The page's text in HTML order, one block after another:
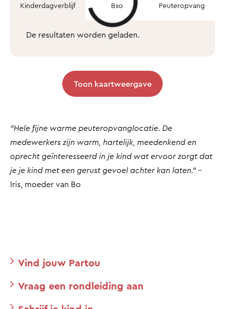
Kinderdagverblijf Bso Peuteropvang
De resultaten worden geladen.
Toon kaartweergave
"Hele fijne warme peuteropvanglocatie. De
medewerkers zijn warm, hartelijk, meedenkend en
oprecht geïnteresseerd in je kind wat ervoor zorgt dat
je je kind met een gerust gevoel achter kan laten."-
Iris, moeder van Bo
Vind jouw Partou
Vraag een rondleiding aan